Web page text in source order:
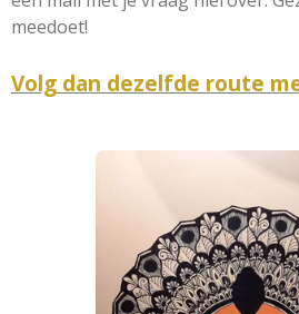
meedoet!
Volg dan dezelfde route